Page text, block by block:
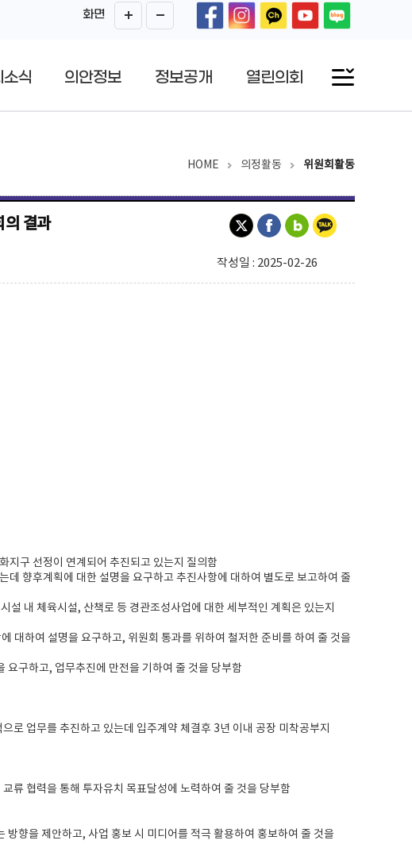
화면
식 의안정보 정보공개 열린의회
HOME 의정활동 위원회활동
의 결과
작성일 : 2025-02-26
지구 선정이 연계되어 추진되고 있는지 질의함
향후계획에 대한 설명을 요구하고 추진사항에 대하여 별도로 보고하여 줄
내 체육시설, 산책로 등 경관조성사업에 대한 세부적인 계획은 있는지
대하여 설명을 요구하고, 위원회 통과를 위하여 철저한 준비를 하여 줄 것을
구하고, 업무추진에 만전을 기하여 줄 것을 당부함
로 업무를 추진하고 있는데 입주계약 체결후 3년 이내 공장 미착공부지
류 협력을 통해 투자유치 목표달성에 노력하여 줄 것을 당부함
향을 제안하고, 사업 홍보 시 미디어를 적극 활용하여 홍보하여 줄 것을